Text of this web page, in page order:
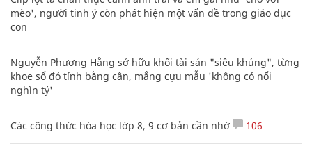
mèo', người tinh ý còn phát hiện một vấn đề trong giáo dục
con
Nguyễn Phương Hằng sở hữu khối tài sản "siêu khủng", từng
khoe sổ đỏ tính bằng cân, mắng cựu mẫu 'không có nổi
nghìn tỷ'
Các công thức hóa học lớp 8, 9 cơ bản cần nhớ 106